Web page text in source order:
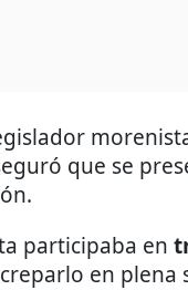
que se
participaba en
en plena